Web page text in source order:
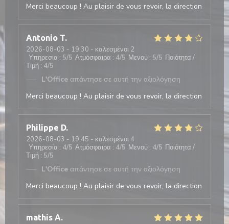
Merci beaucoup ! Au plaisir de vous revoir, la direction
Antonio T
2026-08-03 - 19:30 - καλεσμένοι 2
Υπηρεσία : 5/5 Ατμόσφαιρα : 4/5 Μενού : 5/5 Ποιότητα /
Τιμή : 4/5
L'Office απάντησε σε αυτή την αξιολόγηση
Merci beaucoup ! Au plaisir de vous revoir, la direction
Philippe D
2026-08-03 - 19:45 - καλεσμένοι 4
Υπηρεσία : 4/5 Ατμόσφαιρα : 4/5 Μενού : 4/5 Ποιότητα /
Τιμή : 5/5
L'Office απάντησε σε αυτή την αξιολόγηση
Merci beaucoup ! Au plaisir de vous revoir, la direction
mathis A